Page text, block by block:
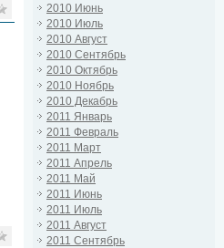
2010 Июнь
2010 Июль
2010 Август
2010 Сентябрь
2010 Октябрь
2010 Ноябрь
2010 Декабрь
2011 Январь
2011 Февраль
2011 Март
2011 Апрель
2011 Май
2011 Июнь
2011 Июль
2011 Август
2011 Сентябрь